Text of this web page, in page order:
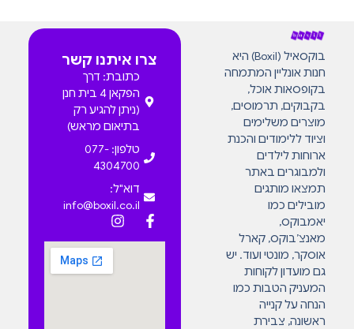
בוקסאיל (Boxil) היא
חנות אונליין המתמחה
בקופסאות אוכל,
בקבוקים, תרמוסים,
מוצרים משלימים
וציוד ללימודים והכנת
ארוחות לילדים
ולמבוגרים באתר
תמצאו מותגים
מובילים כמו
יאמבוקס,
מאנצ’בוקס, קארל
אוסקר, מונטי ועוד. יש
גם מועדון לקוחות
המעניק הטבות כמו
הנחה על קנייה
ראשונה, צבירת
צרו איתנו קשר
כתובת: דרך
הפקאן 4 בית חנן
(ניתן להגיע רק
בתיאום מראש)
טלפון: 077-
4304700
דוא"ל:
info@boxil.co.il